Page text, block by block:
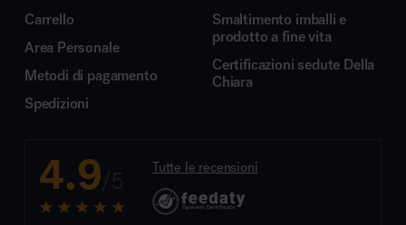
Carrello
Area Personale
Metodi di pagamento
Spedizioni
Smaltimento imballi e
prodotto a fine vita
Certificazioni sedute Della
Chiara
4.9/5 Tutte le recensioni